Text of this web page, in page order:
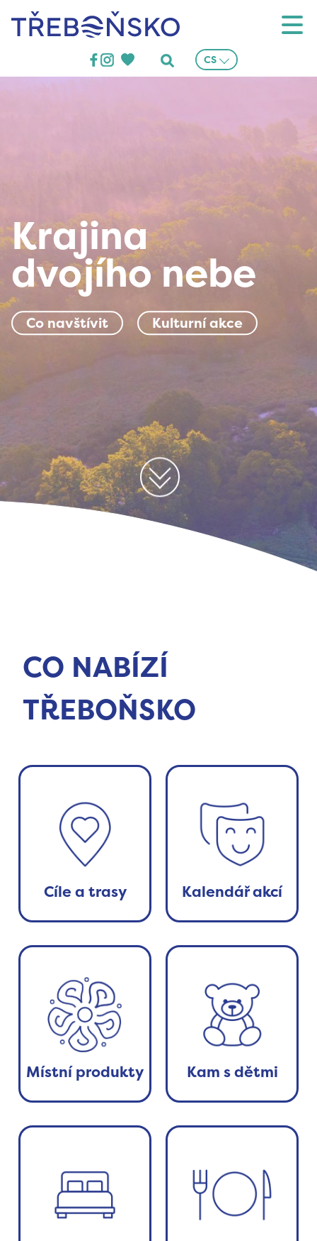
Třeboňsko CS
Krajina
dvojího nebe
Co navštívit Kulturní akce
Posunout
CO NABÍZÍ
TŘEBOŇSKO
Cíle a trasy Kalendář akcí
Místní produkty Kam s dětmi